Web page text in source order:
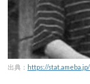
出典： https://stat.ameba.jp/